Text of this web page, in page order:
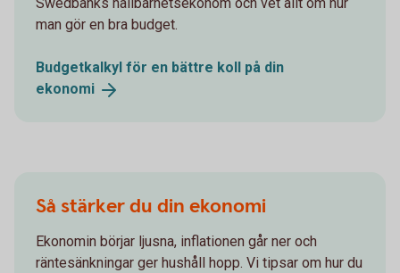
Swedbanks hållbarhetsekonom och vet allt om hur
man gör en bra budget.
Budgetkalkyl för en bättre koll på din
ekonomi
Så stärker du din ekonomi
Ekonomin börjar ljusna, inflationen går ner och
räntesänkningar ger hushåll hopp. Vi tipsar om hur du